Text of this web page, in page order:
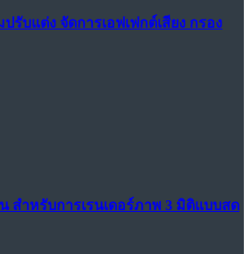
ปรับแต่ง จัดการเอฟเฟกต์เสียง กรอง
น สำหรับการเรนเดอร์ภาพ 3 มิติแบบสด